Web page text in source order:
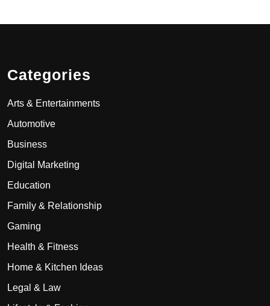
Categories
Arts & Entertainments
Automotive
Business
Digital Marketing
Education
Family & Relationship
Gaming
Health & Fitness
Home & Kitchen Ideas
Legal & Law